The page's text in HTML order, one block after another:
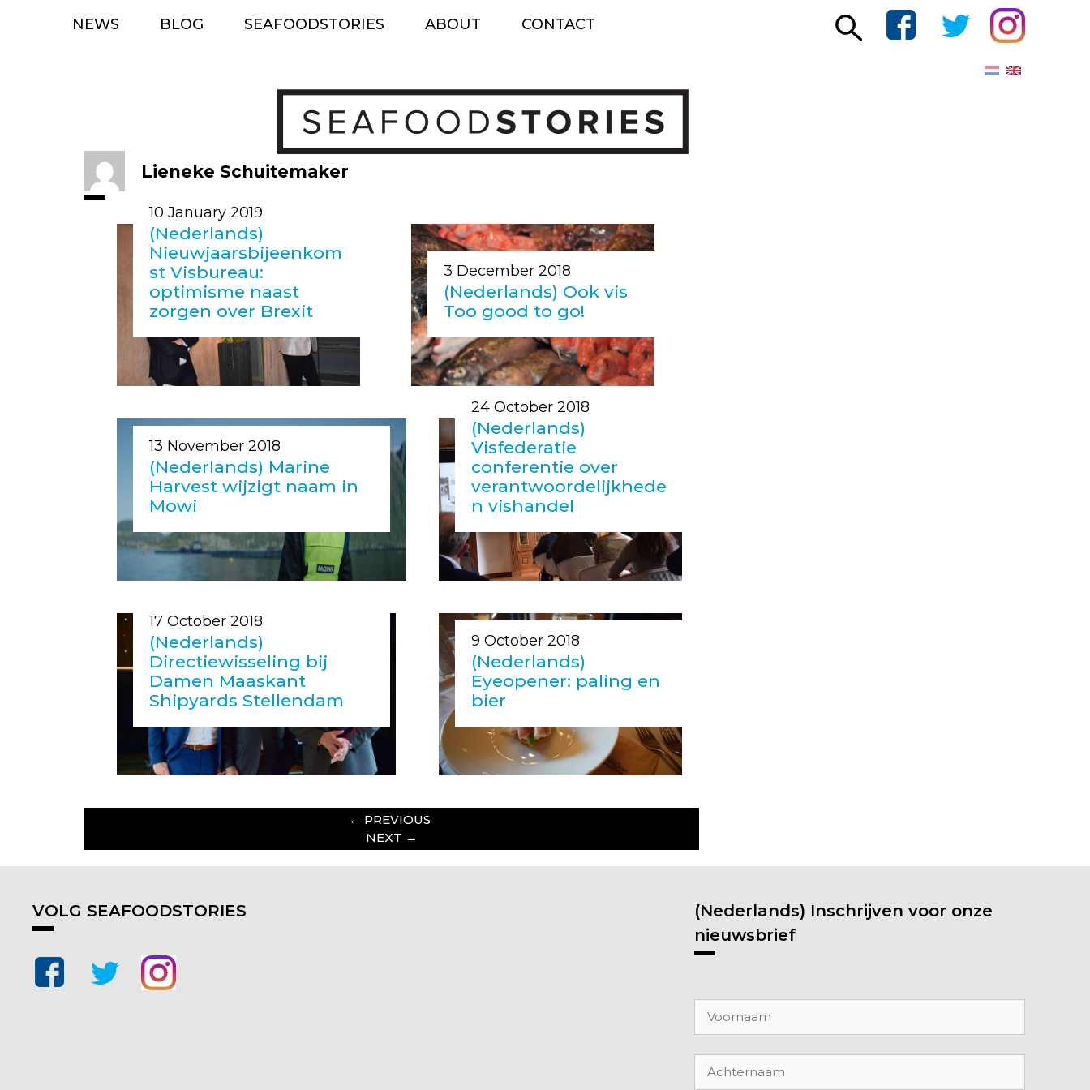
NEWS BLOG SEAFOODSTORIES ABOUT CONTACT
Lieneke Schuitemaker
10 January 2019
(Nederlands)
Nieuwjaarsbijeenkom
st Visbureau:
optimisme naast
zorgen over Brexit
3 December 2018
(Nederlands) Ook vis
Too good to go!
13 November 2018
(Nederlands) Marine
Harvest wijzigt naam in
Mowi
24 October 2018
(Nederlands)
Visfederatie
conferentie over
verantwoordelijkhede
n vishandel
17 October 2018
(Nederlands)
Directiewisseling bij
Damen Maaskant
Shipyards Stellendam
9 October 2018
(Nederlands)
Eyeopener: paling en
bier
← PREVIOUS
NEXT →
VOLG SEAFOODSTORIES
(Nederlands) Inschrijven voor onze
nieuwsbrief